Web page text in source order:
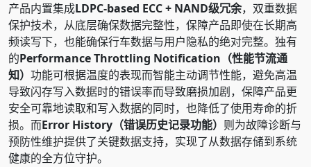
产品内置集成LDPC-based ECC + NAND级冗余，双重数据
保护技术，从底层确保数据完整性，保障产品即使在长期高
频读写下，也能确保行车数据与用户隐私的绝对完整。独有
的Performance Throttling Notification（性能节流通
知） 功能可根据温度的表现而智能主动调节性能，避免高温
导致闪存写入数据时的错误率而导致磨损加剧，保障产品更
安全可靠地读取和写入数据的同时，也降低了使用寿命的折
损。而Error History（错误历史记录功能） 则为故障诊断与
预防性维护提供了关键数据支持，实现了从数据存储到系统
健康的全方位守护。